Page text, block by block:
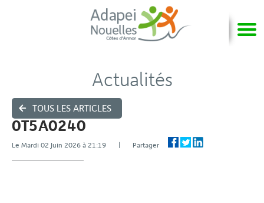
TOUS LES ARTICLES
Actualités
0T5A0240
Le Mardi 02 Juin 2026 à 21:19 | Partager